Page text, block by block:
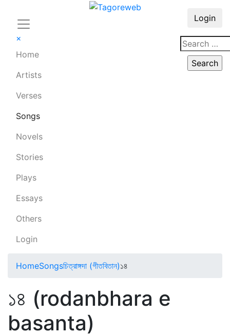
×
Home
Artists
Verses
Songs
Novels
Stories
Plays
Essays
Others
Login
Login
HomeSongsচিত্রাঙ্গদা (গীতবিতান)১৪
১৪ (rodanbhara e
basanta)